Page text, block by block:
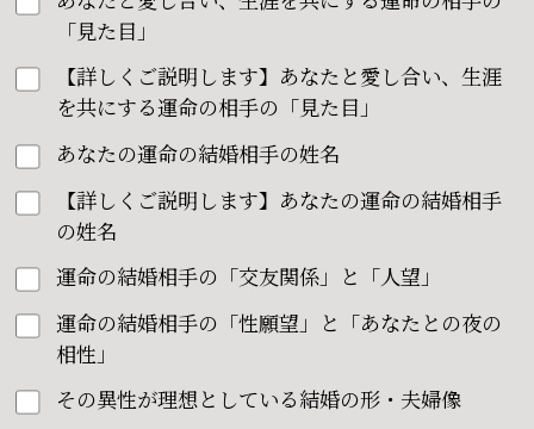
「見た目」
【詳しくご説明します】あなたと愛し合い、生涯
を共にする運命の相手の「見た目」
あなたの運命の結婚相手の姓名
【詳しくご説明します】あなたの運命の結婚相手
の姓名
運命の結婚相手の「交友関係」と「人望」
運命の結婚相手の「性願望」と「あなたとの夜の
相性」
その異性が理想としている結婚の形・夫婦像